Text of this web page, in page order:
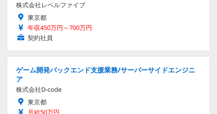
株式会社レベルファイブ
東京都
年収450万円～700万円
契約社員
ゲーム開発バックエンド支援業務/サーバーサイドエンジニ
ア
株式会社D-code
東京都
月給50万円